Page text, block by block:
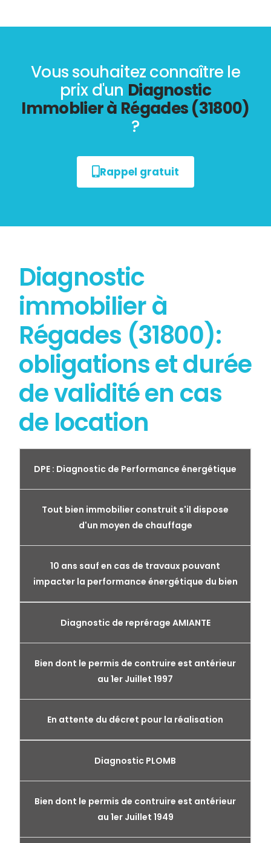
Vous souhaitez connaître le
prix d'un Diagnostic
Immoblier à Régades (31800)
?
Rappel gratuit
Diagnostic
immobilier à
Régades (31800):
obligations et durée
de validité en cas
de location
DPE : Diagnostic de Performance énergétique
Tout bien immobilier construit s'il dispose
d'un moyen de chauffage
10 ans sauf en cas de travaux pouvant
impacter la performance énergétique du bien
Diagnostic de reprérage AMIANTE
Bien dont le permis de contruire est antérieur
au 1er Juillet 1997
En attente du décret pour la réalisation
Diagnostic PLOMB
Bien dont le permis de contruire est antérieur
au 1er Juillet 1949